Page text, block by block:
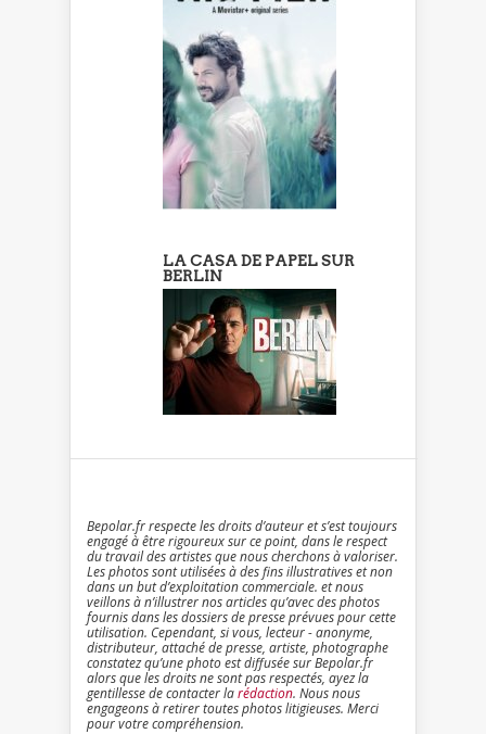
LA CASA DE PAPEL SUR
BERLIN
Bepolar.fr respecte les droits d’auteur et s’est toujours
engagé à être rigoureux sur ce point, dans le respect
du travail des artistes que nous cherchons à valoriser.
Les photos sont utilisées à des fins illustratives et non
dans un but d’exploitation commerciale. et nous
veillons à n’illustrer nos articles qu’avec des photos
fournis dans les dossiers de presse prévues pour cette
utilisation. Cependant, si vous, lecteur - anonyme,
distributeur, attaché de presse, artiste, photographe
constatez qu’une photo est diffusée sur Bepolar.fr
alors que les droits ne sont pas respectés, ayez la
gentillesse de contacter larédaction. Nous nous
engageons à retirer toutes photos litigieuses. Merci
pour votre compréhension.